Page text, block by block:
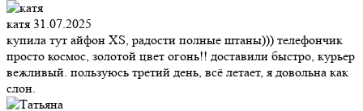
катя 31.07.2025
купила тут айфон XS, радости полные штаны))) телефончик
просто космос, золотой цвет огонь!! доставили быстро, курьер
вежливый. пользуюсь третий день, всё летает, я довольна как
слон.